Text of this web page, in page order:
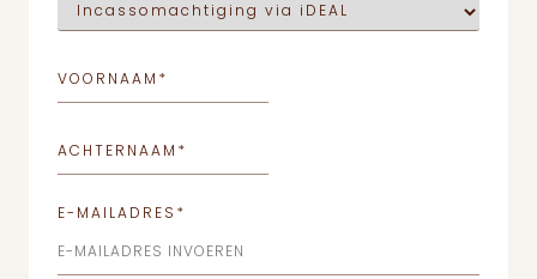
VOORNAAM *
ACHTERNAAM *
E-MAILADRES *